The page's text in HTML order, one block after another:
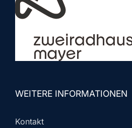
WEITERE INFORMATIONEN
Kontakt